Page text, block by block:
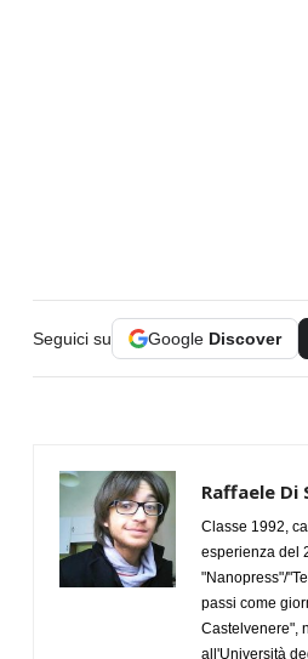
Seguici su Google Discover
Raffaele Di
Classe 1992,
esperienza del
"Nanopress"/
passi come
Castelvenere",
all'Università